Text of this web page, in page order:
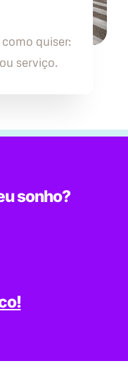
quiser:
serviço.
sonho?